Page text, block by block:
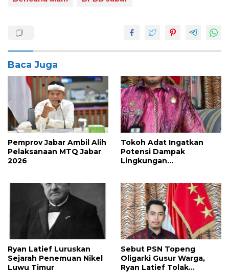
Baca Juga
Pemprov Jabar Ambil Alih
Pelaksanaan MTQ Jabar
2026
Tokoh Adat Ingatkan
Potensi Dampak
Lingkungan
Luwu Timur
Ryan Latief Luruskan
Sejarah Penemuan Nikel
Luwu Timur
Sebut PSN Topeng
Oligarki Gusur Warga,
Ryan Latief Tolak